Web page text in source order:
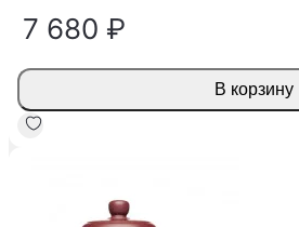
7 680 ₽
В корзину